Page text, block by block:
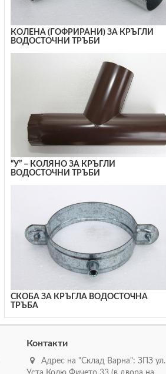
КОЛЕНА (ГОФРИРАНИ) ЗА КРЪГЛИ
ВОДОСТОЧНИ ТРЪБИ
“У” – КОЛЯНО ЗА КРЪГЛИ
ВОДОСТОЧНИ ТРЪБИ
СКОБА ЗА КРЪГЛА ВОДОСТОЧНА
ТРЪБА
Контакти
Адрес на "Склад Варна": ЗПЗ ул.